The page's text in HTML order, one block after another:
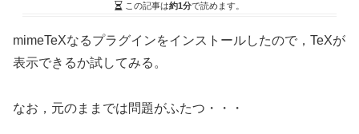
この記事は約1分で読めます。
mimeTeXなるプラグインをインストールしたので，TeXが
表示できるか試してみる。
なお，元のままでは問題がふたつ・・・